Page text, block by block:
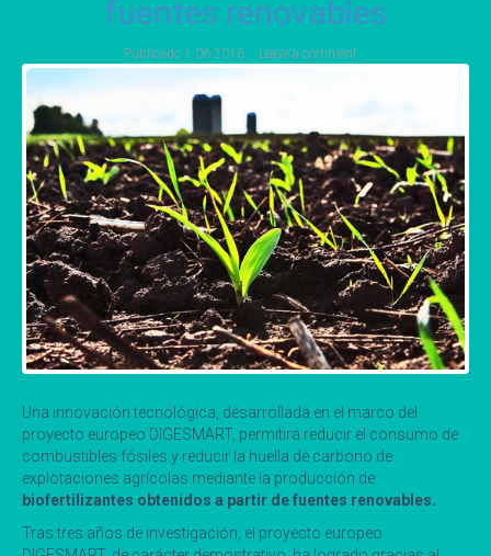
fuentes renovables
Publicado 1 06 2016 Leave a comment
Una innovación tecnológica, desarrollada en el marco del
proyecto europeo DIGESMART, permitirá reducir el consumo de
combustibles fósiles y reducir la huella de carbono de
explotaciones agrícolas mediante la producción de
biofertilizantes obtenidos a partir de fuentes renovables.
Tras tres años de investigación, el proyecto europeo